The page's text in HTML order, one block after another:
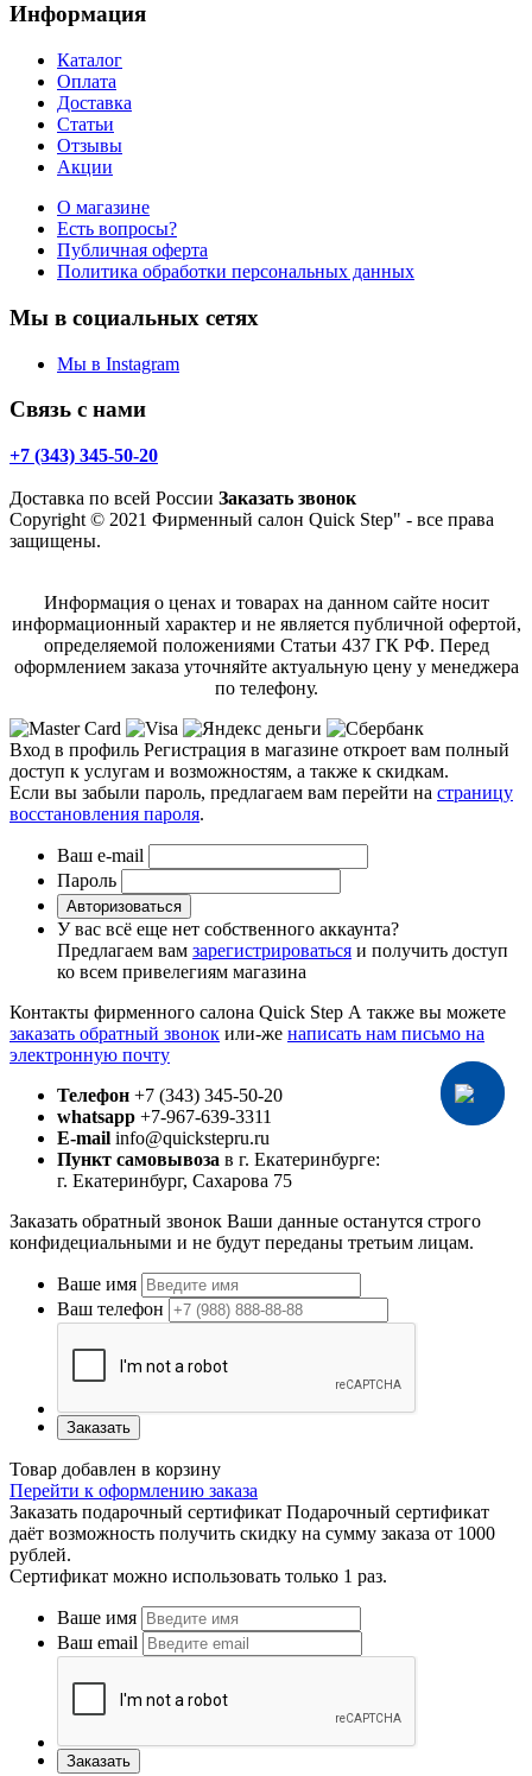
Информация
Каталог
Оплата
Доставка
Статьи
Отзывы
Акции
О магазине
Есть вопросы?
Публичная оферта
Политика обработки персональных данных
Мы в социальных сетях
Мы в Instagram
Связь с нами
+7 (343) 345-50-20
Доставка по всей России Заказать звонок
Copyright © 2021 Фирменный салон Quick Step" - все права
защищены.
Информация о ценах и товарах на данном сайте носит
информационный характер и не является публичной офертой,
определяемой положениями Статьи 437 ГК РФ. Перед
оформлением заказа уточняйте актуальную цену у менеджера
по телефону.
Вход в профиль Регистрация в магазине откроет вам полный
доступ к услугам и возможностям, а также к скидкам.
Если вы забыли пароль, предлагаем вам перейти на страницу
восстановления пароля.
Ваш e-mail
Пароль
Авторизоваться
У вас всё еще нет собственного аккаунта?
Предлагаем вам зарегистрироваться и получить доступ
ко всем привелегиям магазина
Контакты фирменного салона Quick Step А также вы можете
заказать обратный звонок или-же написать нам письмо на
электронную почту
Телефон +7 (343) 345-50-20
whatsapp +7-967-639-3311
E-mail info@quickstepru.ru
Пункт самовывоза в г. Екатеринбурге:
г. Екатеринбург, Сахарова 75
Заказать обратный звонок Ваши данные останутся строго
конфидециальными и не будут переданы третьим лицам.
Ваше имя
Ваш телефон
Заказать
Товар добавлен в корзину
Перейти к оформлению заказа
Заказать подарочный сертификат Подарочный сертификат
даёт возможность получить скидку на сумму заказа от 1000
рублей.
Сертификат можно использовать только 1 раз.
Ваше имя
Ваш email
Заказать